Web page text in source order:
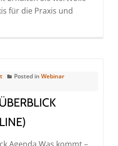
für die Praxis und
Posted in Webinar